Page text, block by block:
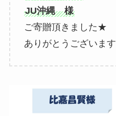
JU沖縄 様
ご寄贈頂きました★
ありがとうございます